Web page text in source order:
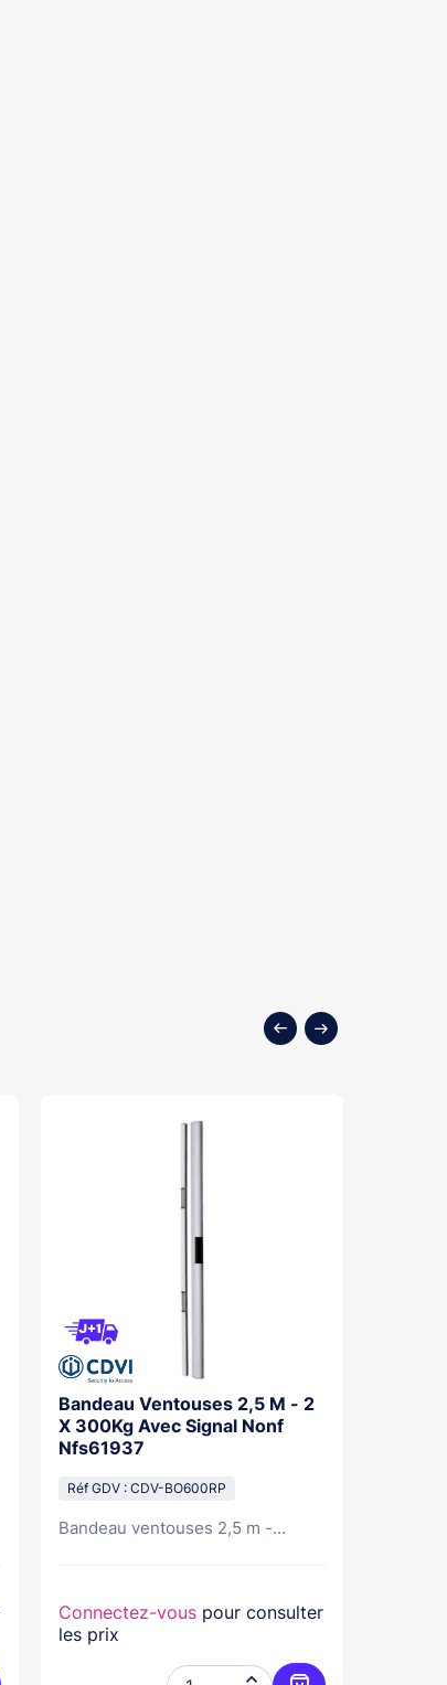
Bandeau Ventouses 2,5 M - 2
X 300Kg Avec Signal Nonf
Nfs61937
Réf GDV : CDV-BO600RP
Bandeau ventouses 2,5 m -...
Connectez-vous pour consulter
les prix
